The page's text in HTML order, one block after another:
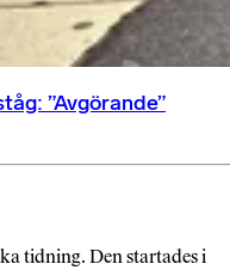
”Avgörande”
tidning. Den startades i